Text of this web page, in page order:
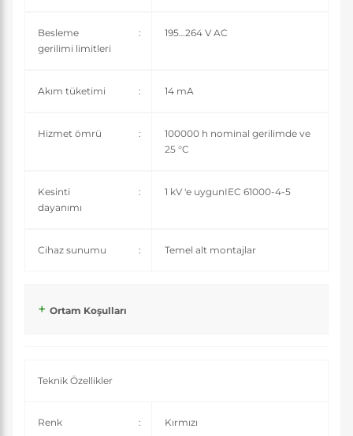
Besleme
gerilimi limitleri
: 195…264 V AC
Akım tüketimi : 14 mA
Hizmet ömrü :
100000 h nominal gerilimde ve
25 °C
Kesinti
dayanımı
: 1 kV 'e uygunIEC 61000-4-5
Cihaz sunumu : Temel alt montajlar
Ortam Koşulları
Teknik Özellikler
Renk : Kırmızı